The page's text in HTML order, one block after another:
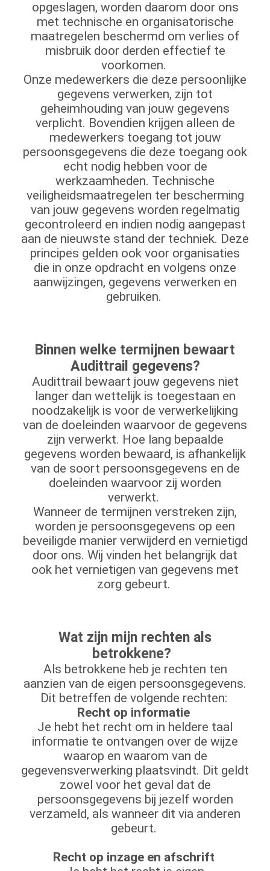
opgeslagen, worden daarom door ons
met technische en organisatorische
maatregelen beschermd om verlies of
misbruik door derden effectief te
voorkomen.
Onze medewerkers die deze persoonlijke
gegevens verwerken, zijn tot
geheimhouding van jouw gegevens
verplicht. Bovendien krijgen alleen de
medewerkers toegang tot jouw
persoonsgegevens die deze toegang ook
echt nodig hebben voor de
werkzaamheden. Technische
veiligheidsmaatregelen ter bescherming
van jouw gegevens worden regelmatig
gecontroleerd en indien nodig aangepast
aan de nieuwste stand der techniek. Deze
principes gelden ook voor organisaties
die in onze opdracht en volgens onze
aanwijzingen, gegevens verwerken en
gebruiken.
Binnen welke termijnen bewaart
Audittrail gegevens?
Audittrail bewaart jouw gegevens niet
langer dan wettelijk is toegestaan en
noodzakelijk is voor de verwerkelijking
van de doeleinden waarvoor de gegevens
zijn verwerkt. Hoe lang bepaalde
gegevens worden bewaard, is afhankelijk
van de soort persoonsgegevens en de
doeleinden waarvoor zij worden
verwerkt.
Wanneer de termijnen verstreken zijn,
worden je persoonsgegevens op een
beveiligde manier verwijderd en vernietigd
door ons. Wij vinden het belangrijk dat
ook het vernietigen van gegevens met
zorg gebeurt.
Wat zijn mijn rechten als
betrokkene?
Als betrokkene heb je rechten ten
aanzien van de eigen persoonsgegevens.
Dit betreffen de volgende rechten:
Recht op informatie
Je hebt het recht om in heldere taal
informatie te ontvangen over de wijze
waarop en waarom van de
gegevensverwerking plaatsvindt. Dit geldt
zowel voor het geval dat de
persoonsgegevens bij jezelf worden
verzameld, als wanneer dit via anderen
gebeurt.
Recht op inzage en afschrift